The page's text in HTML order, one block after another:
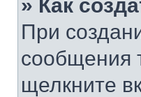
» Как
При
сообщения
щелкните